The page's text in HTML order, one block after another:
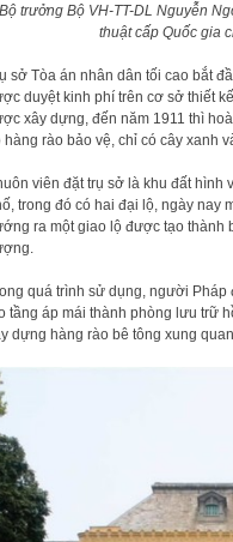
Bộ trưởng Bộ VH-TT-DL Nguyễn
thuật cấp Quốc gia
sở Tòa án nhân dân tối cao bắt
duyệt kinh phí trên cơ sở thiết
xây dựng, đến năm 1911 thì
hàng rào bảo vệ, chỉ có cây xanh
viên đặt trụ sở là khu đất hình
trong đó có hai đại lộ, ngày nay
ra một giao lộ được tạo thành
quá trình sử dụng, người Pháp
tầng áp mái thành phòng lưu trữ
dựng hàng rào bê tông xung